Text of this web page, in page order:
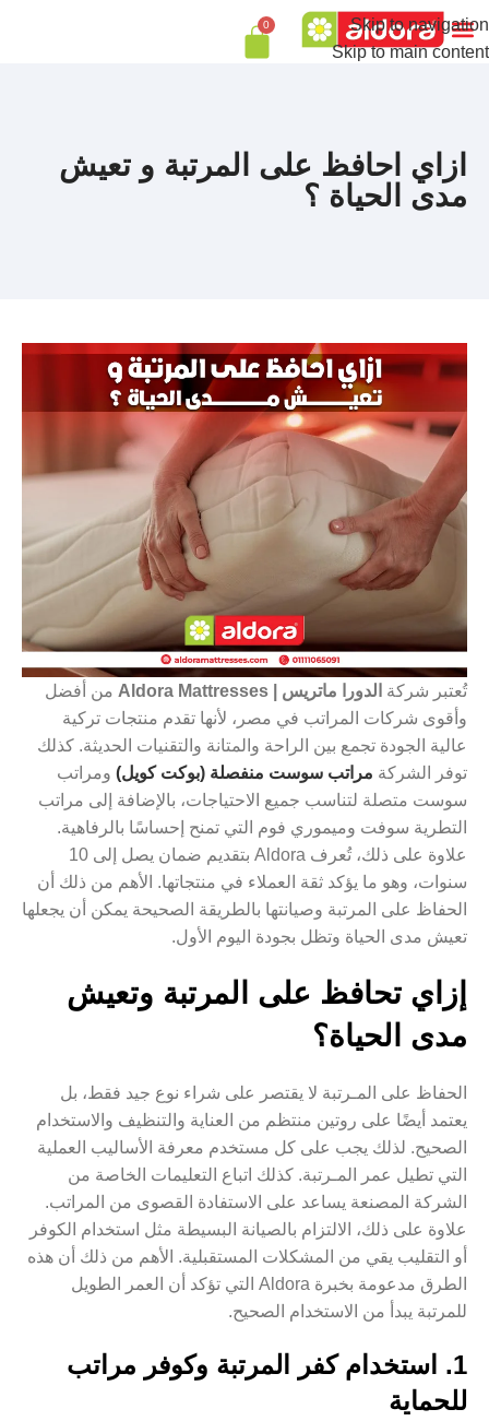
Skip to navigation
Skip to main content
0
ازاي احافظ على المرتبة و تعيش
مدى الحياة ؟
تُعتبر شركة الدورا ماتريس | Aldora Mattresses
من أفضل
وأقوى شركات المراتب في مصر، لأنها تقدم منتجات تركية
عالية الجودة تجمع بين الراحة والمتانة والتقنيات الحديثة. كذلك
توفر الشركة مراتب سوست منفصلة (بوكت كويل) ومراتب
سوست متصلة لتناسب جميع الاحتياجات، بالإضافة إلى مراتب
التطرية سوفت وميموري فوم التي تمنح إحساسًا بالرفاهية.
علاوة على ذلك، تُعرف Aldora بتقديم ضمان يصل إلى 10
سنوات، وهو ما يؤكد ثقة العملاء في منتجاتها. الأهم من ذلك أن
الحفاظ على المرتبة وصيانتها بالطريقة الصحيحة يمكن أن يجعلها
تعيش مدى الحياة وتظل بجودة اليوم الأول.
إزاي تحافظ على المرتبة وتعيش
مدى الحياة؟
الحفاظ على المـرتبة لا يقتصر على شراء نوع جيد فقط، بل
يعتمد أيضًا على روتين منتظم من العناية والتنظيف والاستخدام
الصحيح. لذلك يجب على كل مستخدم معرفة الأساليب العملية
التي تطيل عمر المـرتبة. كذلك اتباع التعليمات الخاصة من
الشركة المصنعة يساعد على الاستفادة القصوى من المراتب.
علاوة على ذلك، الالتزام بالصيانة البسيطة مثل استخدام الكوفر
أو التقليب يقي من المشكلات المستقبلية. الأهم من ذلك أن هذه
الطرق مدعومة بخبرة Aldora التي تؤكد أن العمر الطويل
للمرتبة يبدأ من الاستخدام الصحيح.
1. استخدام كفر المرتبة وكوفر مراتب
للحماية